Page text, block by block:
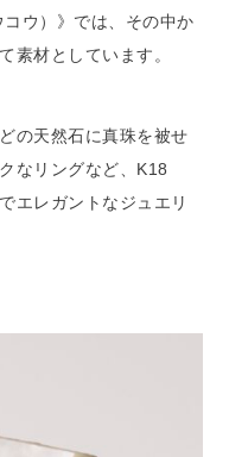
ウ）》では、その中か
素材としています。
の天然石に真珠を被せ
なリングなど、K18
エレガントなジュエリ